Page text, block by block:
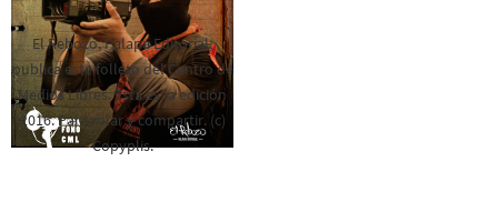
El Rebozo, Palapa Editorial,
publica este folleto del Centro de
Medios Libres. Esta es la edición
2016. Para rolar y compartir. (c)
Copyplis.